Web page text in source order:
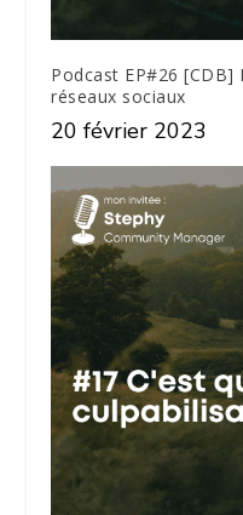
Podcast EP#26
réseaux sociaux
20 février 2023